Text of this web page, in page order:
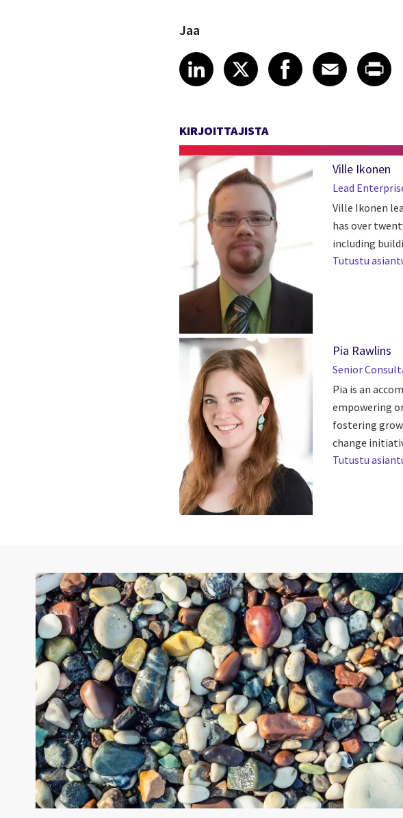
Jaa
Share article on LinkedIn
LinkedIn
Share article on X
XShare article
Facebook
ShareEmail
KIRJOITTAJISTA
Ville Ikonen
Lead
Ville Ikonen
has over
including
Tutustu
Pia Rawlins
Senior
Pia is an
empowering
fostering
change
Tutustu